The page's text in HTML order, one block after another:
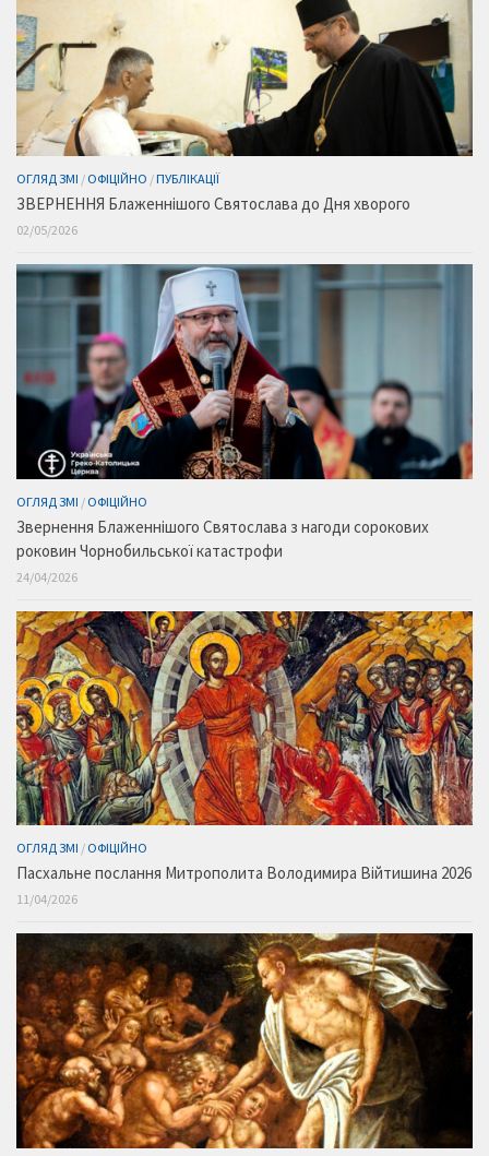
ОГЛЯД ЗМІ / ОФІЦІЙНО /ПУБЛІКАЦІЇ
ЗВЕРНЕННЯ Блаженнішого Святослава до Дня хворого
02/05/2026
ОГЛЯД ЗМІ / ОФІЦІЙНО
Звернення Блаженнішого Святослава з нагоди сорокових
роковин Чорнобильської катастрофи
24/04/2026
ОГЛЯД ЗМІ / ОФІЦІЙНО
Пасхальне послання Митрополита Володимира Війтишина 2026
11/04/2026